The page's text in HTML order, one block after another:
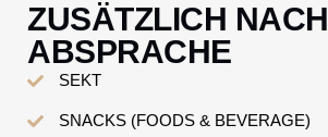
ZUSÄTZLICH NACH
ABSPRACHE
SEKT
SNACKS (FOODS & BEVERAGE)